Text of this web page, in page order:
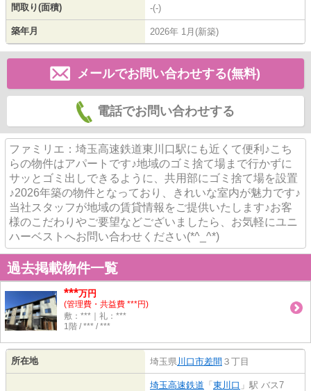
間取り(面積) -(-)
築年月 2026年 1月(新築)
メールでお問い合わせする(無料)
電話でお問い合わせする
ファミリエ：埼玉高速鉄道東川口駅にも近くて便利♪こち
らの物件はアパートです♪地域のゴミ捨て場まで行かずに
サッとゴミ出しできるように、共用部にゴミ捨て場を設置
♪2026年築の物件となっており、きれいな室内が魅力です♪
当社スタッフが地域の賃貸情報をご提供いたします♪お客
様のこだわりやご要望などございましたら、お気軽にユニ
ハーベストへお問い合わせください(*^_^*)
過去掲載物件一覧
***万円
(管理費・共益費 ***円)
敷：***｜礼：***
1階 / *** / ***
所在地 埼玉県川口市差間 ３丁目
埼玉高速鉄道 「 東川口 」駅 バス7